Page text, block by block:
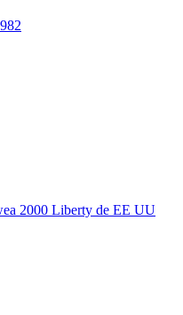
2000 Liberty de EE UU